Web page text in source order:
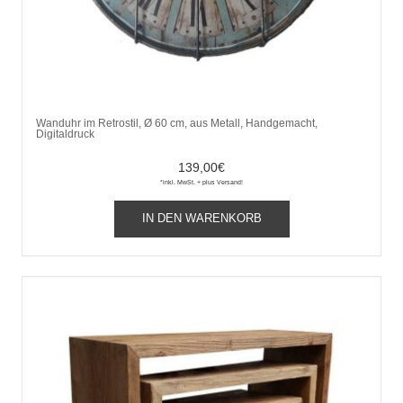
Wanduhr im Retrostil, Ø 60 cm, aus Metall, Handgemacht,
Digitaldruck
139,00€
*inkl. MwSt. + plus Versand!
IN DEN WARENKORB